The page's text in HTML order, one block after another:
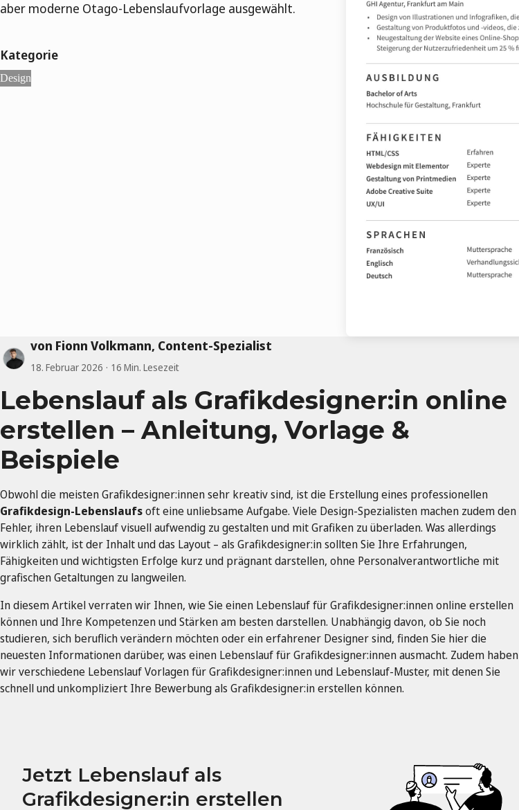
aber moderne Otago-Lebenslaufvorlage ausgewählt.
Kategorie
Design
von Fionn Volkmann, Content-Spezialist
18. Februar 2026 16 Min. Lesezeit
Lebenslauf als Grafikdesigner:in online
erstellen – Anleitung, Vorlage &
Beispiele
Obwohl die meisten Grafikdesigner:innen sehr kreativ sind, ist die Erstellung eines professionellen
Grafikdesign-Lebenslaufsoft eine unliebsame Aufgabe. Viele Design-Spezialisten machen zudem den
Fehler, ihren Lebenslauf visuell aufwendig zu gestalten und mit Grafiken zu überladen. Was allerdings
wirklich zählt, ist der Inhalt und das Layout – als Grafikdesigner:in sollten Sie Ihre Erfahrungen,
Fähigkeiten und wichtigsten Erfolge kurz und prägnant darstellen, ohne Personalverantwortliche mit
grafischen Getaltungen zu langweilen.
In diesem Artikel verraten wir Ihnen, wie Sie einen Lebenslauf für Grafikdesigner:innen online erstellen
können und Ihre Kompetenzen und Stärken am besten darstellen. Unabhängig davon, ob Sie noch
studieren, sich beruflich verändern möchten oder ein erfahrener Designer sind, finden Sie hier die
neuesten Informationen darüber, was einen Lebenslauf für Grafikdesigner:innen ausmacht. Zudem haben
wir verschiedene Lebenslauf Vorlagen für Grafikdesigner:innen und Lebenslauf-Muster, mit denen Sie
schnell und unkompliziert Ihre Bewerbung als Grafikdesigner:in erstellen können.
Jetzt Lebenslauf als
Grafikdesigner:in erstellen